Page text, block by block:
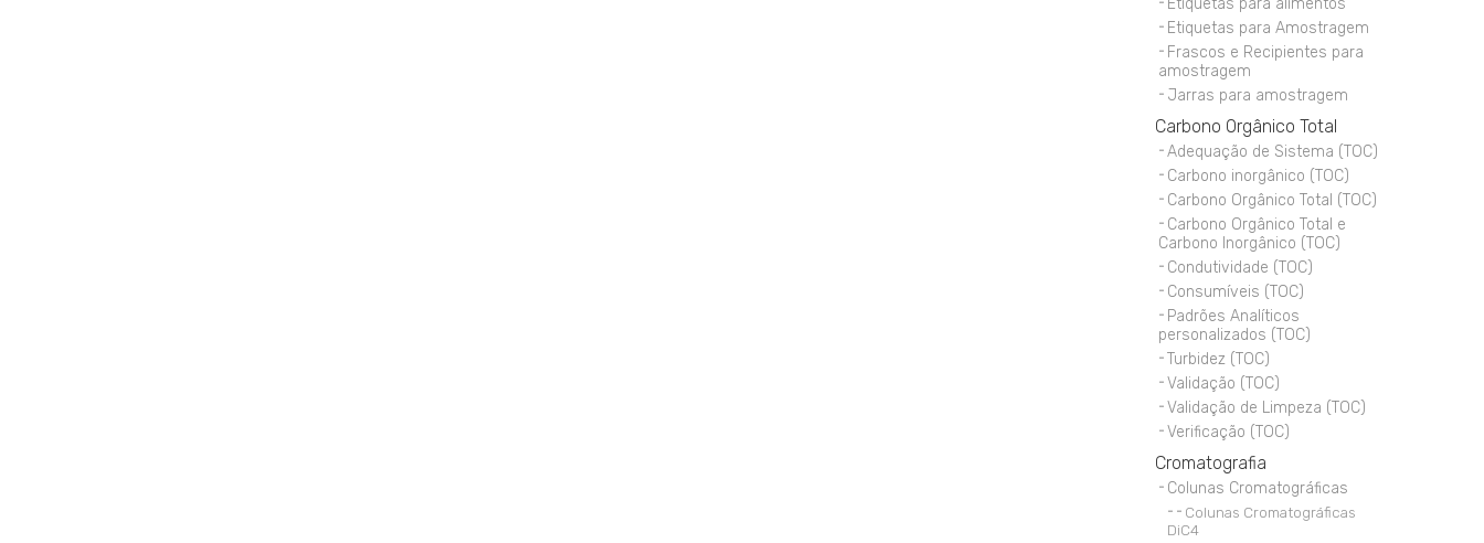
Etiquetas para alimentos
Etiquetas para Amostragem
Frascos e Recipientes para
amostragem
Jarras para amostragem
Carbono Orgânico Total
Adequação de Sistema (TOC)
Carbono inorgânico (TOC)
Carbono Orgânico Total (TOC)
Carbono Orgânico Total e
Carbono Inorgânico (TOC)
Condutividade (TOC)
Consumíveis (TOC)
Padrões Analíticos
personalizados (TOC)
Turbidez (TOC)
Validação (TOC)
Validação de Limpeza (TOC)
Verificação (TOC)
Cromatografia
Colunas Cromatográficas
Colunas Cromatográficas
DiC4